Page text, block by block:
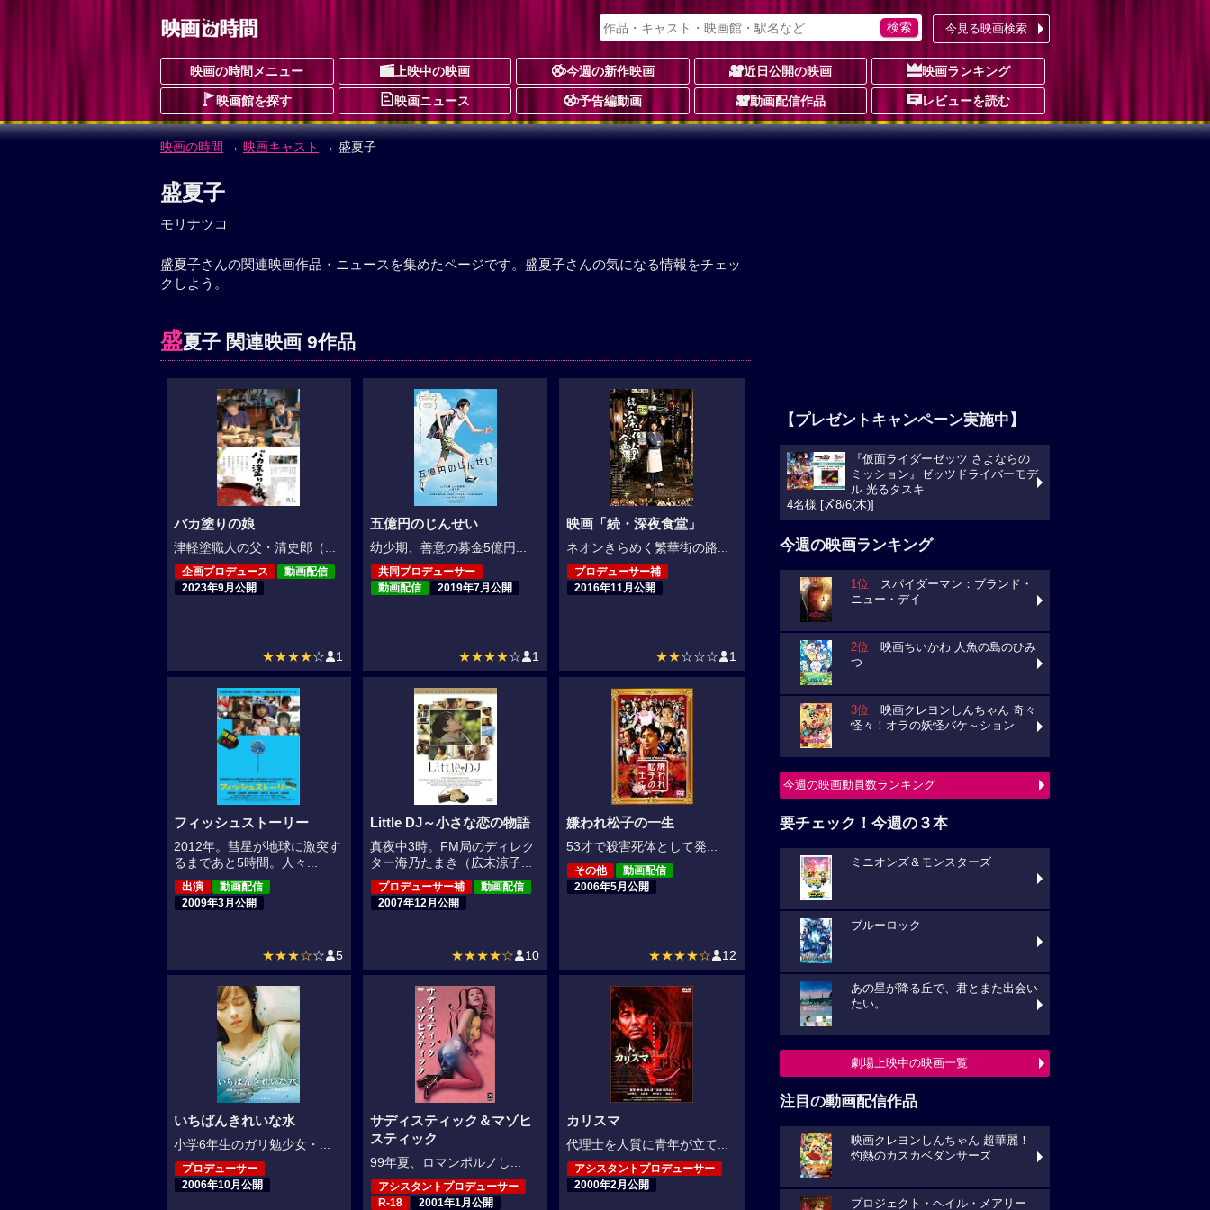
今見る映画検索
映画の時間メニュー 上映中の映画 今週の新作映画 近日公開の映画 映画ランキング
映画館を探す 映画ニュース 予告編動画 動画配信作品 レビューを読む
映画の時間 → 映画キャスト → 盛夏子
盛夏子
モリナツコ
盛夏子さんの関連映画作品・ニュースを集めたページです。盛夏子さんの気になる情報をチェッ
クしよう。
盛夏子 関連映画 9作品
バカ塗りの娘
津軽塗職人の父・清史郎（...
企画プロデュース
動画配信
2023年9月公開
★★★★☆ 1
五億円のじんせい
幼少期、善意の募金5億円...
共同プロデューサー
動画配信
2019年7月公開
★★★★☆ 1
映画「続・深夜食堂」
ネオンきらめく繁華街の路...
プロデューサー補
2016年11月公開
★★☆☆☆ 1
フィッシュストーリー
2012年。彗星が地球に激突す
るまであと5時間。人々...
出演
動画配信
2009年3月公開
★★★☆☆ 5
Little DJ～小さな恋の物語
真夜中3時。FM局のディレク
ター海乃たまき（広末涼子...
プロデューサー補
動画配信
2007年12月公開
★★★★☆ 10
嫌われ松子の一生
53才で殺害死体として発...
その他
動画配信
2006年5月公開
★★★★☆ 12
いちばんきれいな水
小学6年生のガリ勉少女・...
プロデューサー
2006年10月公開
サディスティック＆マゾヒ
スティック
99年夏、ロマンポルノし...
アシスタントプロデューサー
R-18
2001年1月公開
カリスマ
代理士を人質に青年が立て...
アシスタントプロデューサー
2000年2月公開
【プレゼントキャンペーン実施中】
『仮面ライダーゼッツ さよならの
ミッション』ゼッツドライバーモデ
ル 光るタスキ
4名様 [〆8/6(木)]
今週の映画ランキング
1位 スパイダーマン：ブランド・
ニュー・デイ
2位 映画ちいかわ 人魚の島のひみ
つ
3位 映画クレヨンしんちゃん 奇々
怪々！オラの妖怪バケ～ション
今週の映画動員数ランキング
要チェック！今週の３本
ミニオンズ＆モンスターズ
ブルーロック
あの星が降る丘で、君とまた出会い
たい。
劇場上映中の映画一覧
注目の動画配信作品
映画クレヨンしんちゃん 超華麗！
灼熱のカスカベダンサーズ
プロジェクト・ヘイル・メアリー